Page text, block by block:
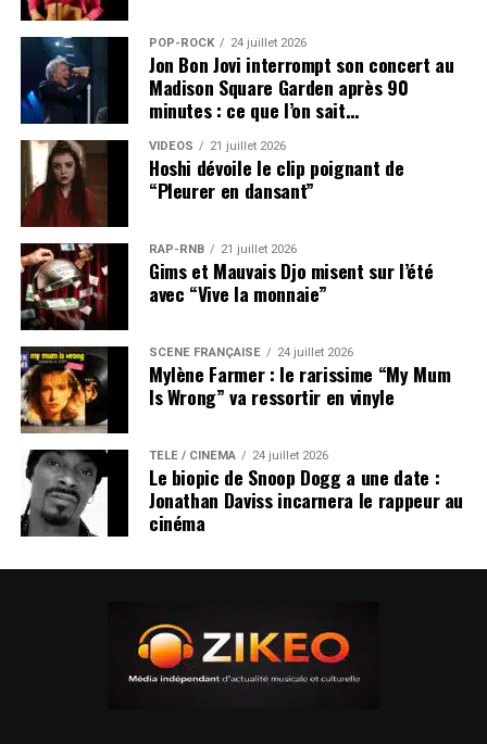
POP-ROCK 24 juillet 2026
Jon Bon Jovi interrompt son concert au
Madison Square Garden après 90
minutes : ce que l’on sait…
VIDEOS 21 juillet 2026
Hoshi dévoile le clip poignant de
“Pleurer en dansant”
RAP-RNB 21 juillet 2026
Gims et Mauvais Djo misent sur l’été
avec “Vive la monnaie”
SCÈNE FRANÇAISE 24 juillet 2026
Mylène Farmer : le rarissime “My Mum
Is Wrong” va ressortir en vinyle
TÉLÉ / CINÉMA 24 juillet 2026
Le biopic de Snoop Dogg a une date :
Jonathan Daviss incarnera le rappeur au
cinéma